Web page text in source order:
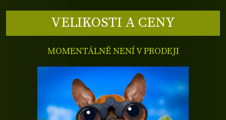
VELIKOSTI A CENY
MOMENTÁLNĚ NENÍ V PRODEJI